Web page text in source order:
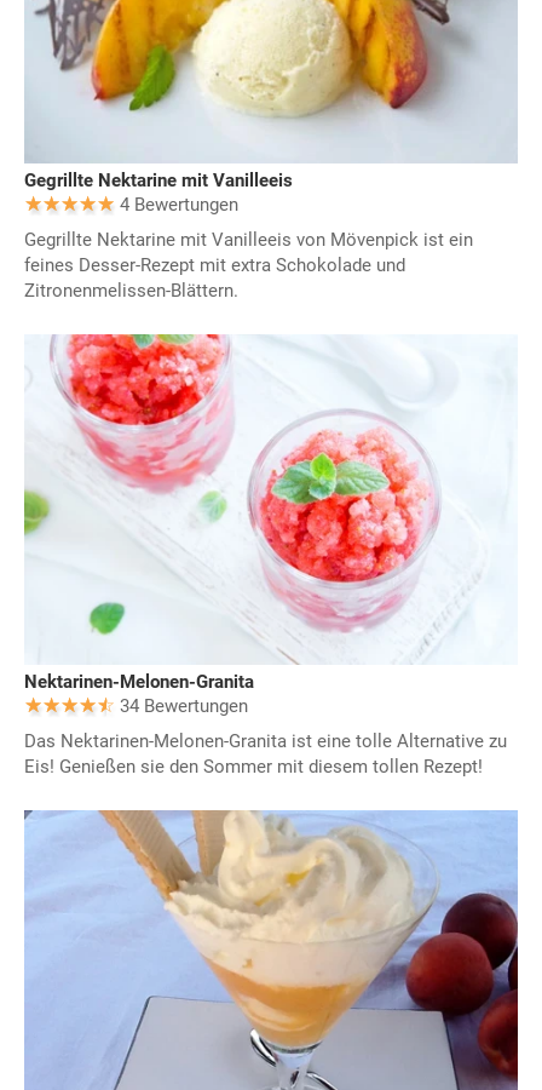
Gegrillte Nektarine mit Vanilleeis
4 Bewertungen
Gegrillte Nektarine mit Vanilleeis von Mövenpick ist ein
feines Desser-Rezept mit extra Schokolade und
Zitronenmelissen-Blättern.
Nektarinen-Melonen-Granita
34 Bewertungen
Das Nektarinen-Melonen-Granita ist eine tolle Alternative zu
Eis! Genießen sie den Sommer mit diesem tollen Rezept!